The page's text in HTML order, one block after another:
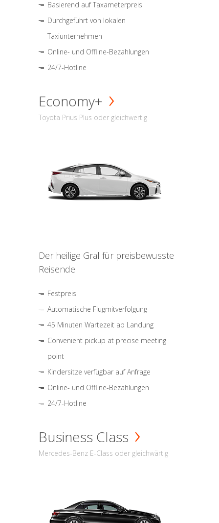
Basierend auf Taxameterpreis
Durchgeführt von lokalen
Taxiunternehmen
Online- und Offline-Bezahlungen
24/7-Hotline
Economy+
Toyota Prius Plus oder gleichwertig
Der heilige Gral für preisbewusste
Reisende
Festpreis
Automatische Flugmitverfolgung
45 Minuten Wartezeit ab Landung
Convenient pickup at precise meeting
point
Kindersitze verfügbar auf Anfrage
Online- und Offline-Bezahlungen
24/7-Hotline
Business Class
Mercedes-Benz E-Class oder gleichwärtig